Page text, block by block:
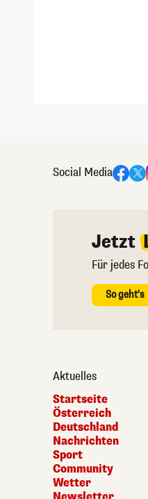
Social Media
Jetzt
Für jedes
So geht's
Aktuelles
Startseite
Österreich
Deutschland
Nachrichten
Sport
Community
Wetter